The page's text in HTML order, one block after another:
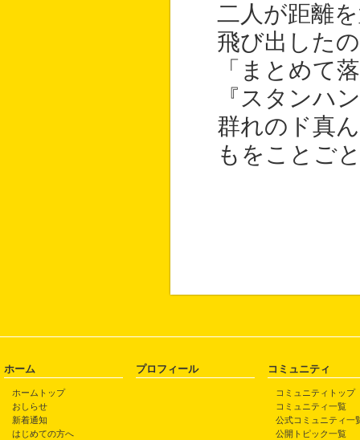
二人が距離
飛び出した
「まとめて
『スタンハ
群れのド真
もをことご
ホーム
ホームトップ
おしらせ
新着通知
はじめての方へ
プロフィール コミュニティ
コミュニティトップ
コミュニティ一覧
公式コミュニティ一
公開トピック一覧